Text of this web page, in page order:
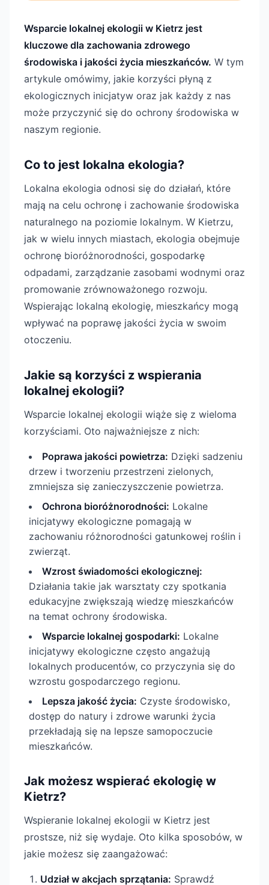
Wsparcie lokalnej ekologii w Kietrz jest
kluczowe dla zachowania zdrowego
środowiska i jakości życia mieszkańców. W tym
artykule omówimy, jakie korzyści płyną z
ekologicznych inicjatyw oraz jak każdy z nas
może przyczynić się do ochrony środowiska w
naszym regionie.
Co to jest lokalna ekologia?
Lokalna ekologia odnosi się do działań, które
mają na celu ochronę i zachowanie środowiska
naturalnego na poziomie lokalnym. W Kietrzu,
jak w wielu innych miastach, ekologia obejmuje
ochronę bioróżnorodności, gospodarkę
odpadami, zarządzanie zasobami wodnymi oraz
promowanie zrównoważonego rozwoju.
Wspierając lokalną ekologię, mieszkańcy mogą
wpływać na poprawę jakości życia w swoim
otoczeniu.
Jakie są korzyści z wspierania
lokalnej ekologii?
Wsparcie lokalnej ekologii wiąże się z wieloma
korzyściami. Oto najważniejsze z nich:
Poprawa jakości powietrza: Dzięki sadzeniu
drzew i tworzeniu przestrzeni zielonych,
zmniejsza się zanieczyszczenie powietrza.
Ochrona bioróżnorodności: Lokalne
inicjatywy ekologiczne pomagają w
zachowaniu różnorodności gatunkowej roślin i
zwierząt.
Wzrost świadomości ekologicznej:
Działania takie jak warsztaty czy spotkania
edukacyjne zwiększają wiedzę mieszkańców
na temat ochrony środowiska.
Wsparcie lokalnej gospodarki: Lokalne
inicjatywy ekologiczne często angażują
lokalnych producentów, co przyczynia się do
wzrostu gospodarczego regionu.
Lepsza jakość życia: Czyste środowisko,
dostęp do natury i zdrowe warunki życia
przekładają się na lepsze samopoczucie
mieszkańców.
Jak możesz wspierać ekologię w
Kietrz?
Wspieranie lokalnej ekologii w Kietrz jest
prostsze, niż się wydaje. Oto kilka sposobów, w
jakie możesz się zaangażować:
Udział w akcjach sprzątania: Sprawdź